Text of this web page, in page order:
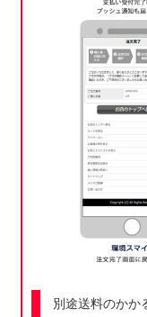
別途送料のかか